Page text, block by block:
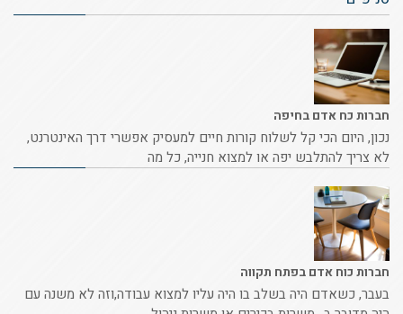
חברות כח אדם בחיפה
נכון, היום הכי קל לשלוח קורות חיים למעסיק אפשרי דרך האינטרנט,
לא צריך להתלבש יפה או למצוא חנייה, כל מה
חברות כוח אדם בפתח תקווה
בעבר, כשאדם היה בשלב בו היה עליו למצוא עבודה,וזה לא משנה עם